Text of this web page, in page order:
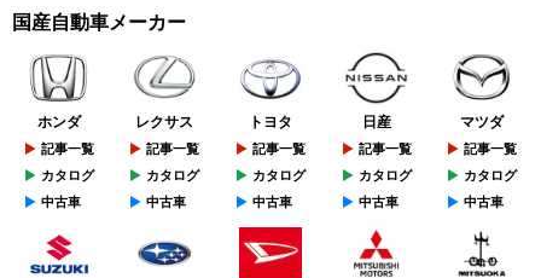
国産自動車メーカー
ホンダ
記事一覧
カタログ
中古車
レクサス
記事一覧
カタログ
中古車
トヨタ
記事一覧
カタログ
中古車
日産
記事一覧
カタログ
中古車
マツダ
記事一覧
カタログ
中古車